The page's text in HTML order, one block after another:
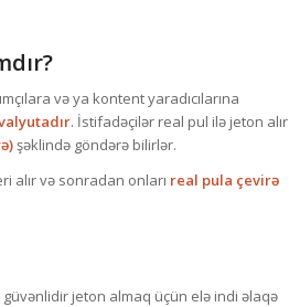
və ya kontent yaradıcılarına
. İstifadəçilər real pul ilə jeton alır
şəklində göndərə bilirlər.
alır və sonradan onları real pula çevirə
güvənlidir jeton almaq üçün elə indi əlaqə